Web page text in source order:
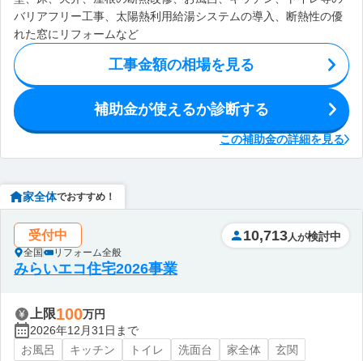
バリアフリー工事、太陽熱利用給湯システムの導入、断熱性の優
れた窓にリフォームなど
工事金額の相場を見る
補助金が使えるか診断する
この補助金の詳細を見る
家全体でおすすめ！
受付中
全国 リフォーム全般
10,713 人が検討中
みらいエコ住宅2026事業
上限100万円
2026年12月31日まで
お風呂
キッチン トイレ 洗面台 家全体
玄関